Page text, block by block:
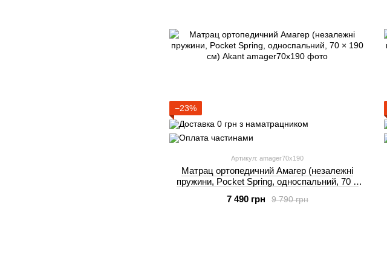
−23%
Артикул: amager70x190
Матрац ортопедичний Амагер (незалежні
пружини, Pocket Spring, односпальний, 70 ×
9 790 грн
7 490 грн